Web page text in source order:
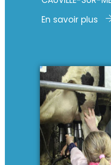
En savoir plus